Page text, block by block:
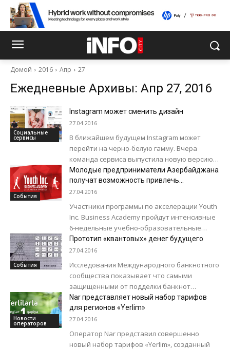
Домой 2016 Апр 27
Ежедневные Архивы: Апр 27, 2016
Социальные
сервисы
Instagram может сменить дизайн
27.04.2016
В ближайшем будущем Instagram может
перейти на черно-белую гамму. Вчера
команда сервиса выпустила новую версию
мобильного приложения, и некоторые
пользователи с удивлением отметили, что...
События
Молодые предприниматели Азербайджана
получат возможность привлечь
инвестиции на сумму до 50000 манатов от
27.04.2016
Участники программы по акселерации Youth
Inc. Business Academy пройдут интенсивные
6-недельные учебно-образовательные
курсы с участием иностранных и местных
менторов. В ходе семинаров участники,
События
Прототип «квантовых» денег будущего
27.04.2016
Исследования Международного банкнотного
сообщества показывает что самыми
защищенными от подделки банкнот
является британский фунт стерлинг и
астралийский доллар. Но сейчас технологии
находятся на таком уровне, что...
Новости
операторов
Nar представляет новый набор тарифов
для регионов «Yerlim»
27.04.2016
Оператор Nar представил совершенно
новый набор тарифов «Yerlim», созданный